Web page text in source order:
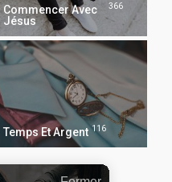
Commencer Avec
Jésus
366
Temps Et Argent 116